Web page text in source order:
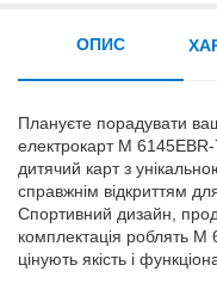
ОПИС
Плануєте порадувати
електрокарт M
дитячий карт з
справжнім відкриттям для
Спортивний дизайн,
комплектація роблять М
цінують якість і